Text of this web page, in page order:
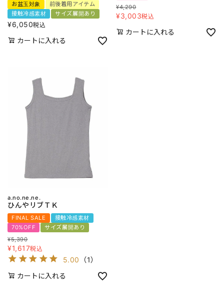
お盆玉対象
前後着用アイテム
接触冷感素材
サイズ展開あり
¥6,050税込
カートに入れる
¥4,290
¥3,003税込
カートに入れる
a.no.ne.ne.
ひんやリブＴＫ
FINAL SALE
接触冷感素材
70%OFF
サイズ展開あり
¥5,390
¥1,617税込
5.00 （1）
カートに入れる